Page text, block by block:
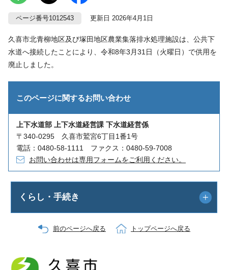
ページ番号1012543 更新日 2026年4月1日
久喜市北青柳地区及び塚田地区農業集落排水処理施設は、公共下
水道へ接続したことにより、令和8年3月31日（火曜日）で供用を
廃止しました。
このページに関するお問い合わせ
上下水道部 上下水道経営課 下水道経営係
〒340-0295 久喜市鷲宮6丁目1番1号
電話：0480-58-1111 ファクス：0480-59-7008
お問い合わせは専用フォームをご利用ください。
くらし・手続き
前のページへ戻る トップページへ戻る